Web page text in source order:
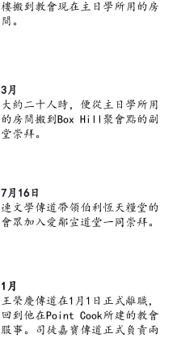
樓搬到教會現在主日學所用的房
間。
3月
大約二十人時，便從主日學所用
的房間搬到Box Hill聚會點的副
堂崇拜。
7月16日
連文學傳道帶領伯利恆天糧堂的
會眾加入愛鄰宣道堂一同崇拜。
1月
王榮慶傳道在1月1日正式離職，
回到他在Point Cook所建的教會
服事。司徒嘉寶傳道正式負責兩